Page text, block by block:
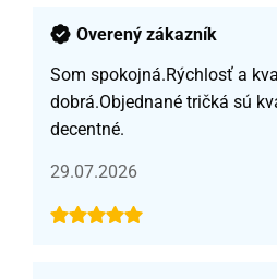
Overený zákazník
Som spokojná.Rýchlosť a
dobrá.Objednané tričká sú
decentné.
29.07.2026